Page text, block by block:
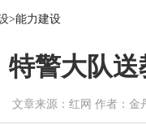
>能力建设
特警大队
文章来源：红网 作者：金